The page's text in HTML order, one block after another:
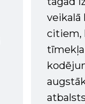
veikalā
citiem,
tīmekļa